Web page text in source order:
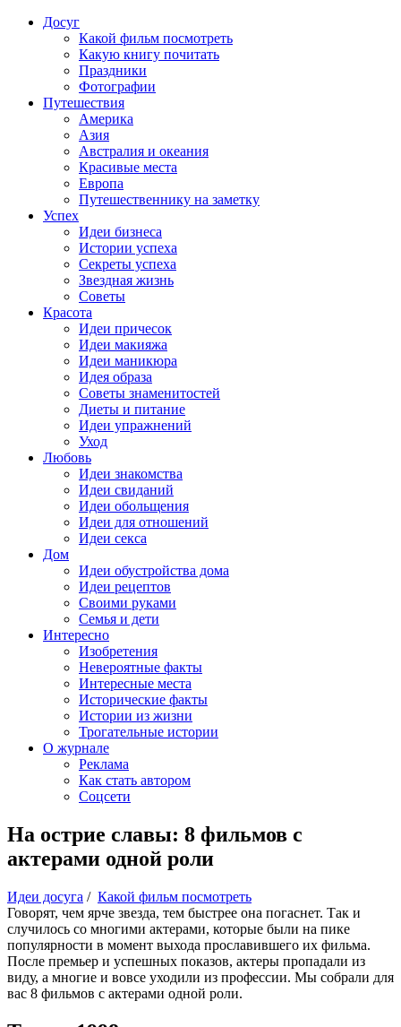
Досуг
Какой фильм посмотреть
Какую книгу почитать
Праздники
Фотографии
Путешествия
Америка
Азия
Австралия и океания
Красивые места
Европа
Путешественнику на заметку
Успех
Идеи бизнеса
Истории успеха
Секреты успеха
Звездная жизнь
Советы
Красота
Идеи причесок
Идеи макияжа
Идеи маникюра
Идея образа
Советы знаменитостей
Диеты и питание
Идеи упражнений
Уход
Любовь
Идеи знакомства
Идеи свиданий
Идеи обольщения
Идеи для отношений
Идеи секса
Дом
Идеи обустройства дома
Идеи рецептов
Своими руками
Семья и дети
Интересно
Изобретения
Невероятные факты
Интересные места
Исторические факты
Истории из жизни
Трогательные истории
О журнале
Реклама
Как стать автором
Соцсети
На острие славы: 8 фильмов с
актерами одной роли
Идеи досуга / Какой фильм посмотреть
Говорят, чем ярче звезда, тем быстрее она погаснет. Так и
случилось со многими актерами, которые были на пике
популярности в момент выхода прославившего их фильма.
После премьер и успешных показов, актеры пропадали из
виду, а многие и вовсе уходили из профессии. Мы собрали для
вас 8 фильмов с актерами одной роли.